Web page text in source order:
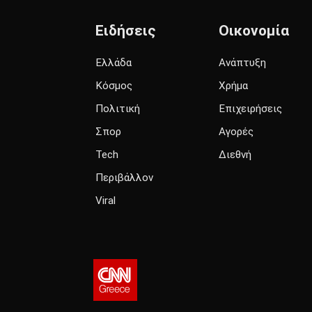
Ειδήσεις
Ελλάδα
Κόσμος
Πολιτική
Σπορ
Tech
Περιβάλλον
Viral
Οικονομία
Ανάπτυξη
Χρήμα
Επιχειρήσεις
Αγορές
Διεθνή